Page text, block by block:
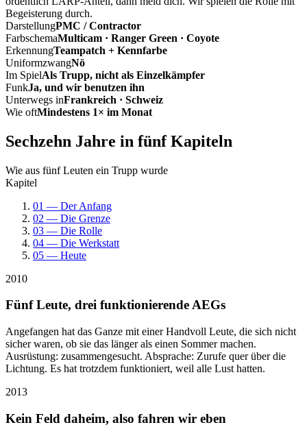
Begeisterung durch.
DarstellungPMC / Contractor
FarbschemaMulticam · Ranger Green · Coyote
ErkennungTeampatch + Kennfarbe
UniformzwangNö
Im SpielAls Trupp, nicht als Einzelkämpfer
FunkJa, und wir benutzen ihn
Unterwegs inFrankreich · Schweiz
Wie oftMindestens 1× im Monat
Sechzehn Jahre in fünf Kapiteln
Wie aus fünf Leuten ein Trupp wurde
Kapitel
01 — Der Anfang
02 — Die Grenze
03 — Die Rolle
04 — Die Werkstatt
05 — Heute
2010
Fünf Leute, drei funktionierende AEGs
Angefangen hat das Ganze mit einer Handvoll Leute, die sich nicht
sicher waren, ob sie das länger als einen Sommer machen.
Ausrüstung: zusammengesucht. Absprache: Zurufe quer über die
Lichtung. Es hat trotzdem funktioniert, weil alle Lust hatten.
2013
Kein Feld daheim, also fahren wir eben